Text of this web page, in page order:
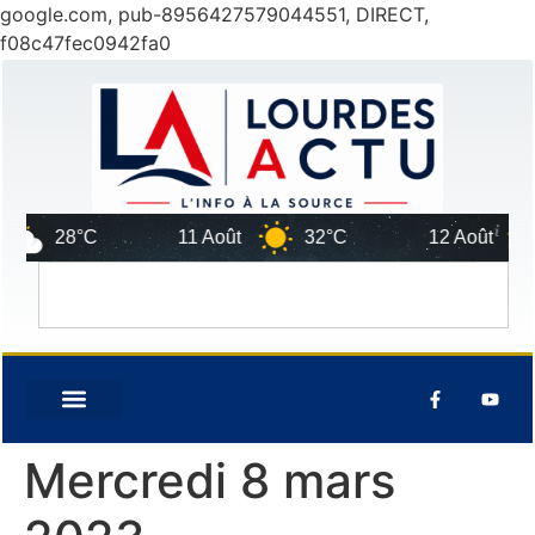
google.com, pub-8956427579044551, DIRECT,
f08c47fec0942fa0
28°C 11 Août 32°C 12 Août
Mercredi 8 mars